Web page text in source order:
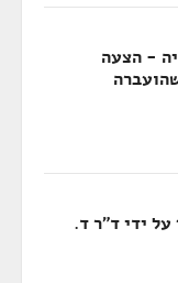
- הצעה
ידי ד"ר ד.